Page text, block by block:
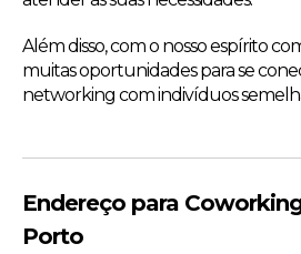
Além disso, com o nosso espírito
muitas oportunidades para se
networking com indivíduos
Endereço para
Porto